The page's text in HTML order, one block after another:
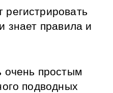
знает правила и
очень простым
подводных